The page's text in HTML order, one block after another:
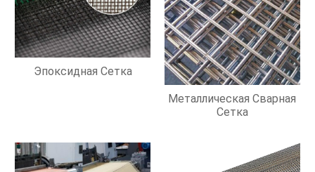
Эпоксидная Сетка
Металлическая Сварная
Сетка